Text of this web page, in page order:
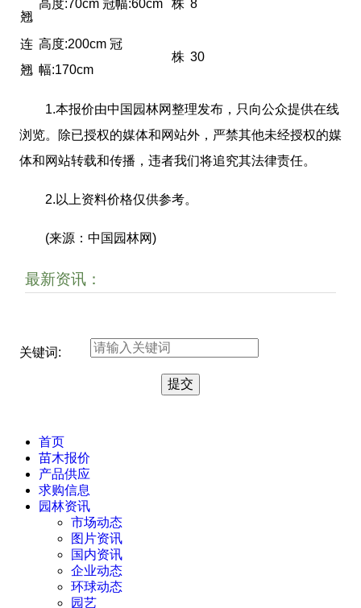
翘
高度:70cm 冠幅:60cm 株 8
连
翘
高度:200cm 冠
幅:170cm
株 30
1.本报价由中国园林网整理发布，只向公众提供在线
浏览。除已授权的媒体和网站外，严禁其他未经授权的媒
体和网站转载和传播，违者我们将追究其法律责任。
2.以上资料价格仅供参考。
(来源：中国园林网)
最新资讯：
关键词:
首页
苗木报价
产品供应
求购信息
园林资讯
市场动态
图片资讯
国内资讯
企业动态
环球动态
园艺